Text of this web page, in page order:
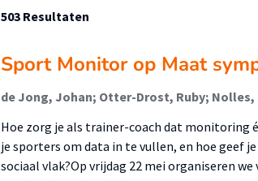
503 Resultaten
Sport Monitor op Maat
de Jong, Johan; Otter-Drost, Ruby; Nolles,
Hoe zorg je als trainer-coach dat monitoring
je sporters om data in te vullen, en hoe geef
sociaal vlak?Op vrijdag 22 mei organiseren